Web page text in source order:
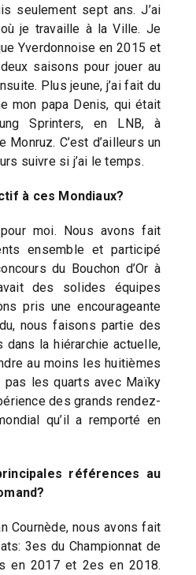
seulement sept ans. J’ai
je travaille à la Ville. Je
Yverdonnoise en 2015 et
saisons pour jouer au
Plus jeune, j’ai fait du
mon papa Denis, qui était
Sprinters, en LNB, à
Monruz. C’est d’ailleurs un
suivre si j’ai le temps.
à ces Mondiaux?
moi. Nous avons fait
ensemble et participé
du Bouchon d’Or à
des solides équipes
pris une encourageante
nous faisons partie des
la hiérarchie actuelle,
au moins les huitièmes
les quarts avec Maïky
des grands rendez-
qu’il a remporté en
références au
Cournède, nous avons fait
3es du Championnat de
en 2017 et 2es en 2018.